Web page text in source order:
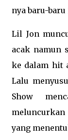
nya baru-
Lil Jon
acak namun
ke dalam hit
Lalu
Show
yang